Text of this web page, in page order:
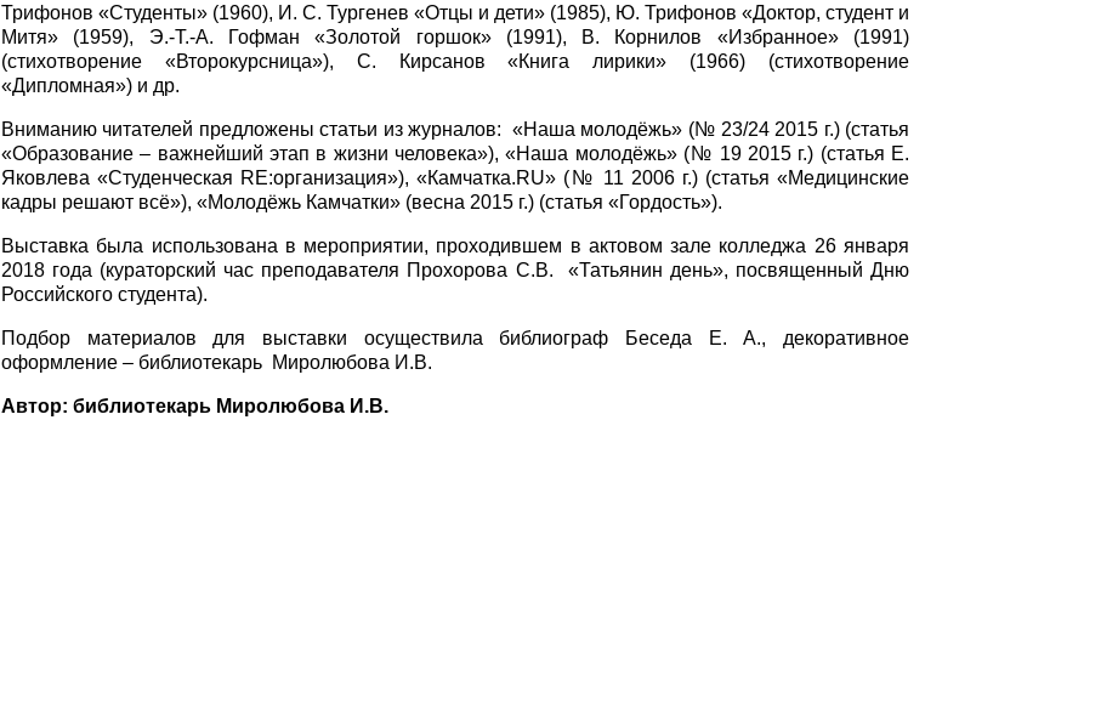
Трифонов «Студенты» (1960), И. С. Тургенев «Отцы и дети» (1985), Ю. Трифонов «Доктор, студент и
Митя» (1959), Э.-Т.-А. Гофман «Золотой горшок» (1991), В. Корнилов «Избранное» (1991)
(стихотворение «Второкурсница»), С. Кирсанов «Книга лирики» (1966) (стихотворение
«Дипломная») и др.
Вниманию читателей предложены статьи из журналов: «Наша молодёжь» (№ 23/24 2015 г.) (статья
«Образование – важнейший этап в жизни человека»), «Наша молодёжь» (№ 19 2015 г.) (статья Е.
Яковлева «Студенческая RE:организация»), «Камчатка.RU» (№ 11 2006 г.) (статья «Медицинские
кадры решают всё»), «Молодёжь Камчатки» (весна 2015 г.) (статья «Гордость»).
Выставка была использована в мероприятии, проходившем в актовом зале колледжа 26 января
2018 года (кураторский час преподавателя Прохорова С.В. «Татьянин день», посвященный Дню
Российского студента).
Подбор материалов для выставки осуществила библиограф Беседа Е. А., декоративное
оформление – библиотекарь Миролюбова И.В.
Автор: библиотекарь Миролюбова И.В.